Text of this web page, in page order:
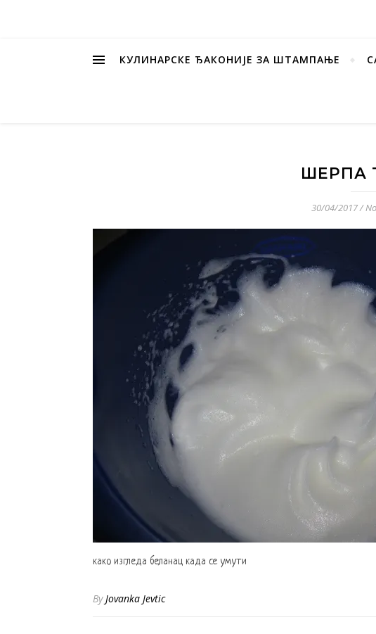
КУЛИНАРСКЕ ЂАКОНИЈЕ ЗА ШТАМПАЊЕ
ШЕРПА
30/04/2017/
како изгледа беланац када се умути
ByJovanka Jevtic